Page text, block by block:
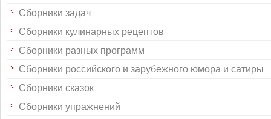
Сборники задач
Сборники кулинарных рецептов
Сборники разных программ
Сборники российского и зарубежного юмора и сатиры
Сборники сказок
Сборники упражнений